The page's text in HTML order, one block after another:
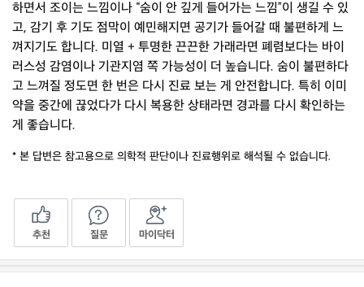
하면서 조이는 느낌이나 “숨이 안 깊게 들어가는 느낌”이 생길 수 있
고, 감기 후 기도 점막이 예민해지면 공기가 들어갈 때 불편하게 느
껴지기도 합니다. 미열 + 투명한 끈끈한 가래라면 폐렴보다는 바이
러스성 감염이나 기관지염 쪽 가능성이 더 높습니다. 숨이 불편하다
고 느껴질 정도면 한 번은 다시 진료 보는 게 안전합니다. 특히 이미
약을 중간에 끊었다가 다시 복용한 상태라면 경과를 다시 확인하는
게 좋습니다.
* 본 답변은 참고용으로 의학적 판단이나 진료행위로 해석될 수 없습니다.
추천 질문 마이닥터